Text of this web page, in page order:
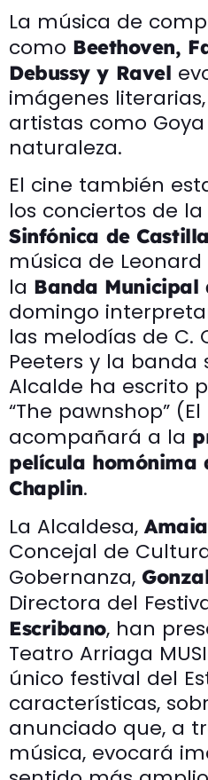
La música de
como Beethoven,
Debussy y Ravel
imágenes
artistas como
naturaleza.
El cine también
los conciertos de la
Sinfónica de
música de Leonard
la Banda Municipal
domingo
las melodías de C.
Peeters y la banda
Alcalde ha escrito
“The pawnshop”
acompañará a la
película homónima
Chaplin.
La Alcaldesa,
Concejal de
Gobernanza,
Directora del
Escribano, han
Teatro Arriaga
único festival del
características,
anunciado que, a
música, evocará